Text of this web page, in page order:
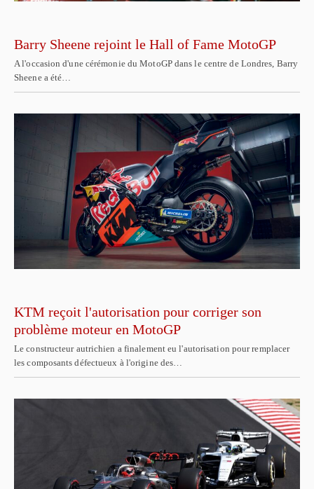
Barry Sheene rejoint le Hall of Fame MotoGP
A l'occasion d'une cérémonie du MotoGP dans le centre de Londres, Barry
Sheene a été…
KTM reçoit l'autorisation pour corriger son
problème moteur en MotoGP
Le constructeur autrichien a finalement eu l'autorisation pour remplacer
les composants défectueux à l'origine des…